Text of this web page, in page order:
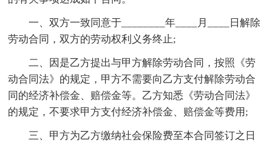
一、双方一致同意于________年____月____日解除
劳动合同，双方的劳动权利义务终止;
二、因是乙方提出与甲方解除劳动合同，按照《劳
动合同法》的规定，甲方不需要向乙方支付解除劳动合
同的经济补偿金、赔偿金等。乙方知悉《劳动合同法》
的规定，不要求甲方支付经济补偿金、赔偿金等费用;
三、甲方为乙方缴纳社会保险费至本合同签订之日